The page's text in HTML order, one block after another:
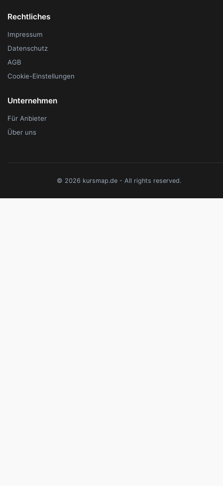
Rechtliches
Impressum
Datenschutz
AGB
Cookie-Einstellungen
Unternehmen
Für Anbieter
Über uns
© 2026 kursmap.de - All rights reserved.